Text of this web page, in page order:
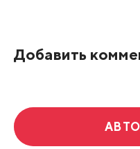
Добавить